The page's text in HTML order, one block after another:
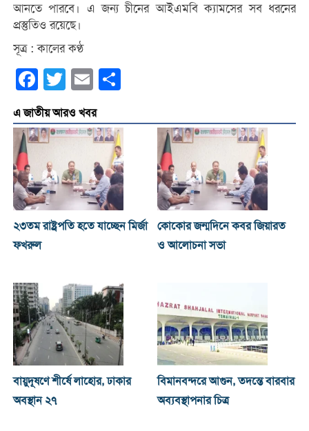
আনতে পারবে। এ জন্য চীনের আইএমবি ক্যামসের সব ধরনের
প্রস্তুতিও রয়েছে।
সূত্র : কালের কণ্ঠ
Facebook
Twitter Email
এ জাতীয় আরও খবর
২৩তম রাষ্ট্রপতি হতে যাচ্ছেন মির্জা
ফখরুল
কোকোর জন্মদিনে কবর জিয়ারত
ও আলোচনা সভা
বায়ুদূষণে শীর্ষে লাহোর, ঢাকার
অবস্থান ২৭
বিমানবন্দরে আগুন, তদন্তে বারবার
অব্যবস্থাপনার চিত্র